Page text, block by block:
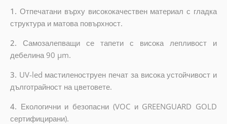
1. Отпечатани върху висококачествен материал с гладка
структура и матова повърхност.
2. Самозалепващи се тапети с висока лепливост и
дебелина 90 µm.
3. UV-led мастиленоструен печат за висока устойчивост и
дълготрайност на цветовете.
4. Екологични и безопасни (VOC и GREENGUARD GOLD
сертифицирани).